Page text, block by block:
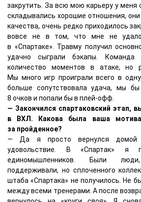
закрутить. За всю мою карьеру у меня
складывались хорошие отношения,
качества, очень редко приходилось
вовсе не в том, что мне не
в «Спартаке». Травму получил
удачно сыграли бэкапы. Команда
количество моментов в атаке, но
Мы много игр проиграли всего в
больше сопутствовала удача, мы
8 очков и попали бы в плей-офф.
— Закончился спартаковский этап,
в ВХЛ. Какова была ваша
за пройденное?
— Да я просто вернулся домой
удовольствие. В «Спартак» я
единомышленников. Были
поддерживали, но сплоченного
штаба «Спартака» не получилось. Не
между всеми тренерами. А после